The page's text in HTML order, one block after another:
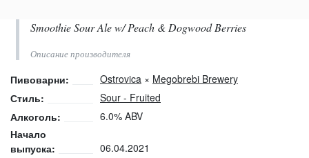
Smoothie Sour Ale w/ Peach & Dogwood Berries
Описание производителя
Пивоварни: Ostrovica × Megobrebi Brewery
Стиль:
Sour - Fruited
Алкоголь:
6.0% ABV
Начало
выпуска:
06.04.2021